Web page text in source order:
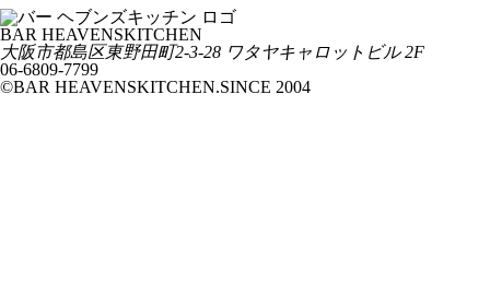
BAR HEAVENSKITCHEN
大阪市都島区東野田町2-3-28 ワタヤキャロットビル 2F
06-6809-7799
©BAR HEAVENSKITCHEN.SINCE 2004